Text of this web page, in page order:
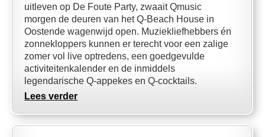
uitleven op De Foute Party, zwaait Qmusic
morgen de deuren van het Q-Beach House in
Oostende wagenwijd open. Muziekliefhebbers én
zonnekloppers kunnen er terecht voor een zalige
zomer vol live optredens, een goedgevulde
activiteitenkalender en de inmiddels
legendarische Q-appekes en Q-cocktails.
Lees verder